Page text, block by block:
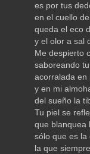
es por tus
en el cuello
queda el eco
y el olor a sal
Me despierto
saboreando
acorralada en
y en mi
del sueño la
Tu piel se
que blanquea
sólo que es la
la que